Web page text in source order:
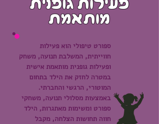
פעילות גופנית
מותאמת
ספורט טיפולי הוא פעילות
חווייתית, המשלבת תנועה, משחק
ופעילות גופנית מותאמת אישית
במטרה לחזק את הילד בתחום
המוטורי, הרגשי והחברתי.
באמצעות מסלולי תנועה, משחקי
ספורט ומשימות מאתגרות, הילד
חווה תחושות הצלחה, מקבל